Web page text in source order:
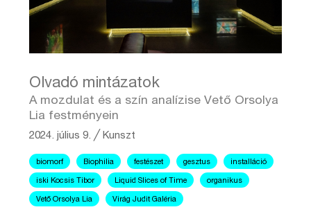
Olvadó mintázatok
A mozdulat és a szín analízise Vető Orsolya
Lia festményein
2024. július 9. ╱Kunszt
biomorf Biophilia festészet gesztus installáció
iski Kocsis Tibor Liquid Slices of Time organikus
Vető Orsolya Lia Virág Judit Galéria